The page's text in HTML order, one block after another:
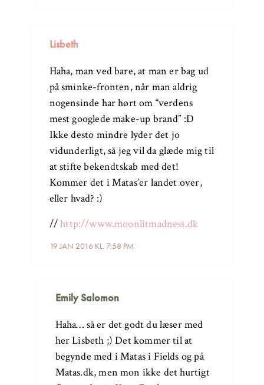
Lisbeth
19 JAN 2016 KL. 7:58 PM
Haha, man ved bare, at man er bag ud
på sminke-fronten, når man aldrig
nogensinde har hørt om “verdens
mest googlede make-up brand” :D
Ikke desto mindre lyder det jo
vidunderligt, så jeg vil da glæde mig til
at stifte bekendtskab med det!
Kommer det i Matas’er landet over,
eller hvad? :)
//http://www.moonlitmadness.dk
Emily Salomon
Haha… så er det godt du læser med
her Lisbeth ;) Det kommer til at
begynde med i Matas i Fields og på
Matas.dk, men mon ikke det hurtigt